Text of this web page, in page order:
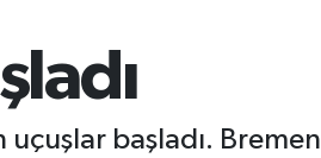
başladı. Bremen